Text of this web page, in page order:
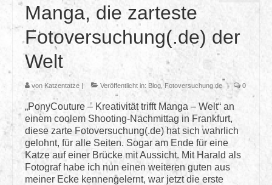
Manga, die zarteste
Fotoversuchung(.de) der
Welt
von Katzentatze | Veröffentlicht in: Blog Fotoversuchung.de | 0
„PonyCouture – Kreativität trifft Manga – Welt“ an
einem coolem Shooting-Nachmittag in Frankfurt,
diese zarte Fotoversuchung(.de) hat sich wahrlich
gelohnt, für alle Seiten. Sogar am Ende für eine
Katze auf einer Brücke mit Aussicht. Mit Harald als
Fotograf habe ich nun einen weiteren guten aus
meiner Ecke kennengelernt, war jetzt die erste